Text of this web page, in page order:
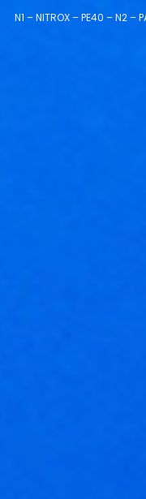
N1 – NITROX – PE40 – N2 –